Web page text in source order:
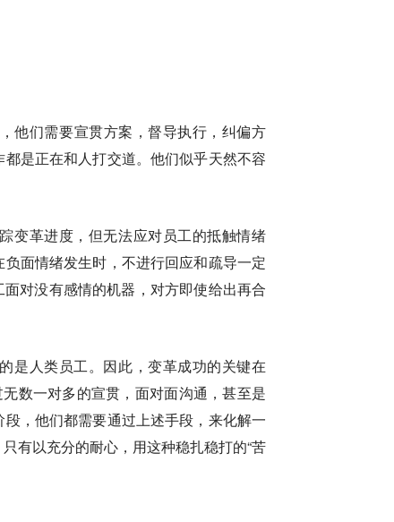
他们需要宣贯方案，督导执行，纠偏方
是正在和人打交道。他们似乎天然不容
变革进度，但无法应对员工的抵触情绪
面情绪发生时，不进行回应和疏导一定
对没有感情的机器，对方即使给出再合
是人类员工。因此，变革成功的关键在
数一对多的宣贯，面对面沟通，甚至是
，他们都需要通过上述手段，来化解一
有以充分的耐心，用这种稳扎稳打的“苦